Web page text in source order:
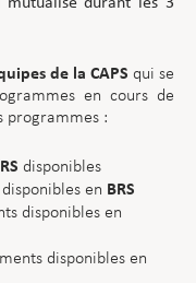
de la CAPS qui se
en cours de
programmes :
disponibles
en BRS
disponibles en
disponibles en